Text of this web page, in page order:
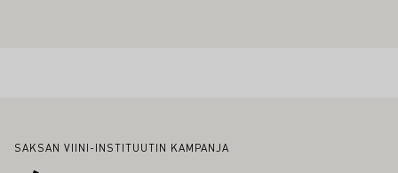
Alatunniste
SAKSAN VIINI-INSTITUUTIN KAMPANJA